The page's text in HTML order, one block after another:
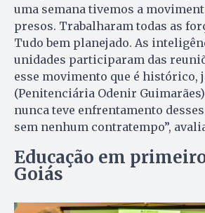
uma semana tivemos a
presos. Trabalharam todas as
Tudo bem planejado. As
unidades participaram das
esse movimento que é histórico,
(Penitenciária Odenir
nunca teve enfrentamento
sem nenhum contratempo”,
Educação em
Goiás